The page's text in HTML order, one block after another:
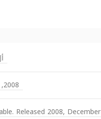
2008, أيلول
Released 2008, December